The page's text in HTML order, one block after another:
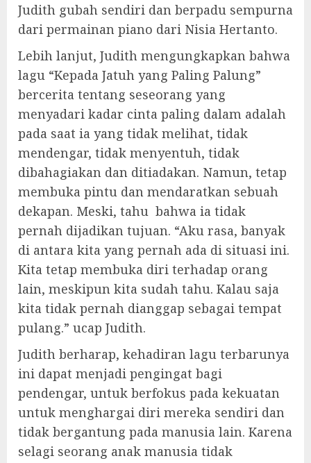
Judith gubah sendiri dan berpadu sempurna
dari permainan piano dari Nisia Hertanto.
Lebih lanjut, Judith mengungkapkan bahwa
lagu “Kepada Jatuh yang Paling Palung”
bercerita tentang seseorang yang
menyadari kadar cinta paling dalam adalah
pada saat ia yang tidak melihat, tidak
mendengar, tidak menyentuh, tidak
dibahagiakan dan ditiadakan. Namun, tetap
membuka pintu dan mendaratkan sebuah
dekapan. Meski, tahu bahwa ia tidak
pernah dijadikan tujuan. “Aku rasa, banyak
di antara kita yang pernah ada di situasi ini.
Kita tetap membuka diri terhadap orang
lain, meskipun kita sudah tahu. Kalau saja
kita tidak pernah dianggap sebagai tempat
pulang.” ucap Judith.
Judith berharap, kehadiran lagu terbarunya
ini dapat menjadi pengingat bagi
pendengar, untuk berfokus pada kekuatan
untuk menghargai diri mereka sendiri dan
tidak bergantung pada manusia lain. Karena
selagi seorang anak manusia tidak